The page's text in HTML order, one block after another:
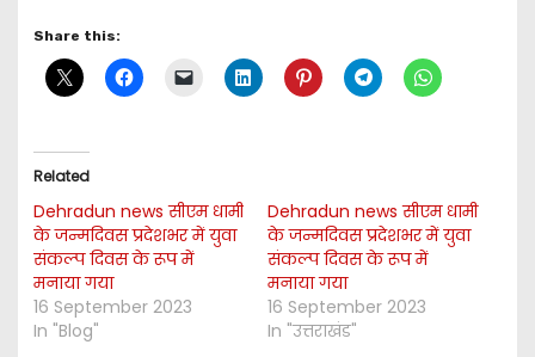
Share this:
Related
Dehradun news सीएम धामी
के जन्मदिवस प्रदेशभर में युवा
संकल्प दिवस के रूप में
मनाया गया
16 September 2023
In "Blog"
Dehradun news सीएम धामी
के जन्मदिवस प्रदेशभर में युवा
संकल्प दिवस के रूप में
मनाया गया
16 September 2023
In "उत्तराखंड"